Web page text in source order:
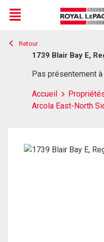
Live
En Direct
Menu
Retour
1739 Blair Bay E,
Pas présentement
Accueil
Arcola East-North